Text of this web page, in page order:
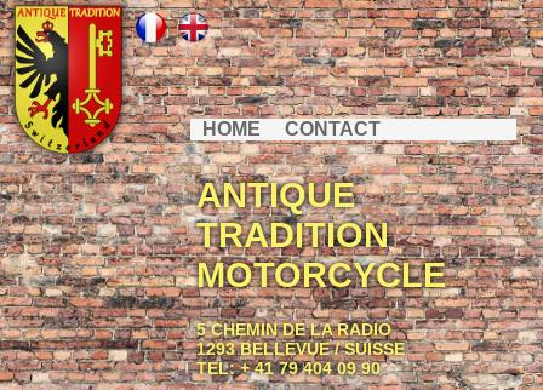
HOME CONTACT
ANTIQUE
TRADITION
MOTORCYCLE
5 CHEMIN DE LA RADIO
1293 BELLEVUE / SUISSE
TEL: + 41 79 404 09 90